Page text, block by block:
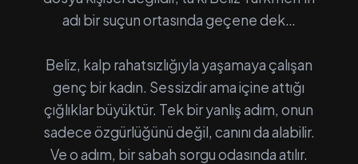
adı bir suçun ortasında geçene dek…
Beliz, kalp rahatsızlığıyla yaşamaya çalışan
genç bir kadın. Sessizdir ama içine attığı
çığlıklar büyüktür. Tek bir yanlış adım, onun
sadece özgürlüğünü değil, canını da alabilir.
Ve o adım, bir sabah sorgu odasında atılır.